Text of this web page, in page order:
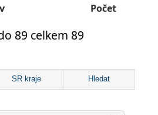
Počet
89 celkem 89
SR kraje Hledat